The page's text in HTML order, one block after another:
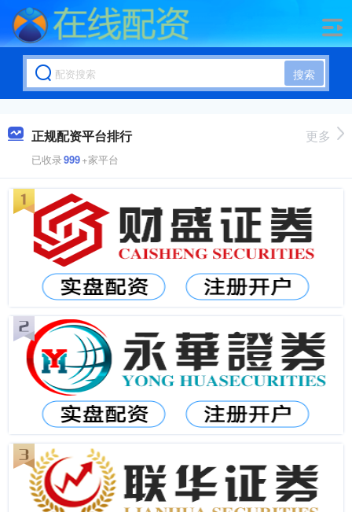
搜索
正规配资平台排行
已收录999+家平台
更多